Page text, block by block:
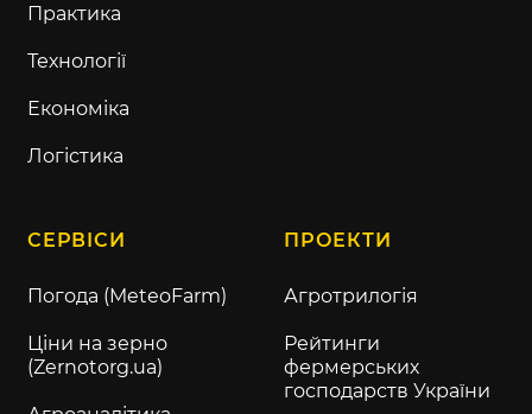
Практика
Технології
Економіка
Логістика
СЕРВІСИ
Погода (MeteoFarm)
Ціни на зерно
(Zernotorg.ua)
ПРОЕКТИ
Агротрилогія
Рейтинги
фермерських
господарств України